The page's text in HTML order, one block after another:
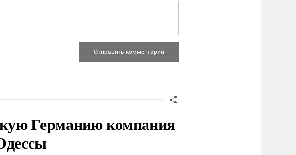
Германию компания